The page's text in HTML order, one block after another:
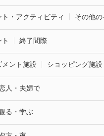
・アクティビティ その他の
終了間際
メント施設 ショッピング施設
人・夫婦で
る・学ぶ